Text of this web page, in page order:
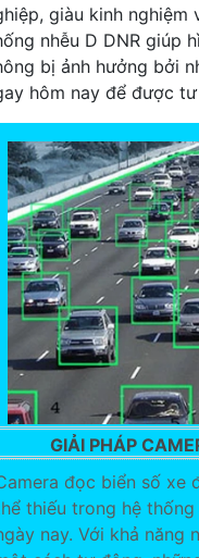
giàu kinh nghiệm
nhễu D DNR giúp
bị ảnh hưởng bởi
hôm nay để được
GIẢI PHÁP
đọc biển số xe
thiếu trong hệ
nay. Với khả năng